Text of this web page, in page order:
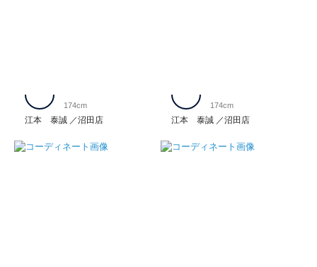
江本 泰誠 沼田店
174cm
江本 泰誠 沼田店
174cm